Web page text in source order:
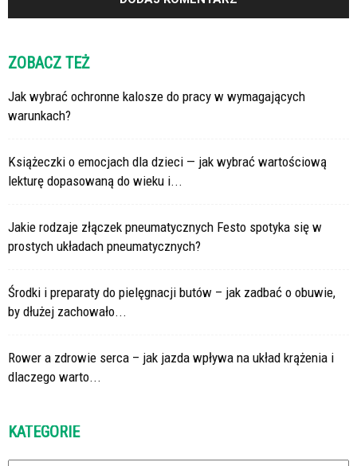
ZOBACZ TEŻ
Jak wybrać ochronne kalosze do pracy w wymagających
warunkach?
Książeczki o emocjach dla dzieci — jak wybrać wartościową
lekturę dopasowaną do wieku i...
Jakie rodzaje złączek pneumatycznych Festo spotyka się w
prostych układach pneumatycznych?
Środki i preparaty do pielęgnacji butów – jak zadbać o obuwie,
by dłużej zachowało...
Rower a zdrowie serca – jak jazda wpływa na układ krążenia i
dlaczego warto...
KATEGORIE
Kategorie